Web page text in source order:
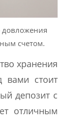
счетом.
хранения
вами стоит
депозит с
отличным